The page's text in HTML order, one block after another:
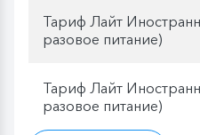
Тариф Лайт
разовое питание)
Тариф Лайт
разовое питание)